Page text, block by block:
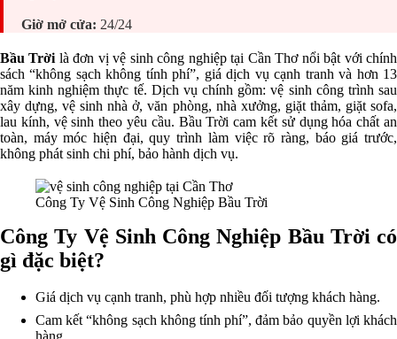
Giờ mở cửa: 24/24
Bầu Trời là đơn vị vệ sinh công nghiệp tại Cần Thơ nổi bật với chính
sách “không sạch không tính phí”, giá dịch vụ cạnh tranh và hơn 13
năm kinh nghiệm thực tế. Dịch vụ chính gồm: vệ sinh công trình sau
xây dựng, vệ sinh nhà ở, văn phòng, nhà xưởng, giặt thảm, giặt sofa,
lau kính, vệ sinh theo yêu cầu. Bầu Trời cam kết sử dụng hóa chất an
toàn, máy móc hiện đại, quy trình làm việc rõ ràng, báo giá trước,
không phát sinh chi phí, bảo hành dịch vụ.
Công Ty Vệ Sinh Công Nghiệp Bầu Trời
Công Ty Vệ Sinh Công Nghiệp Bầu Trời có
gì đặc biệt?
Giá dịch vụ cạnh tranh, phù hợp nhiều đối tượng khách hàng.
Cam kết “không sạch không tính phí”, đảm bảo quyền lợi khách